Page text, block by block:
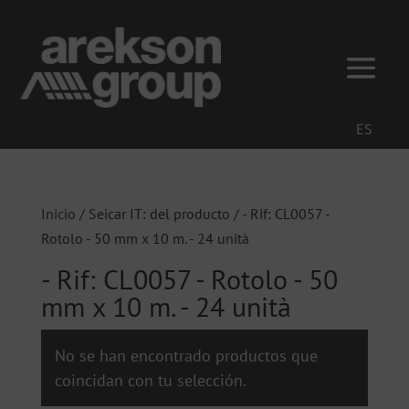
ES
Inicio / Seicar IT: del producto / - Rif: CL0057 -
Rotolo - 50 mm x 10 m. - 24 unità
- Rif: CL0057 - Rotolo - 50
mm x 10 m. - 24 unità
No se han encontrado productos que
coincidan con tu selección.